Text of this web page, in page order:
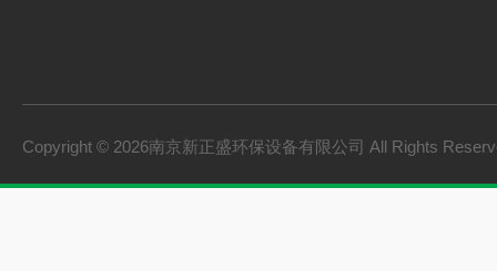
Copyright © 2026南京新正盛环保设备有限公司 All Rights